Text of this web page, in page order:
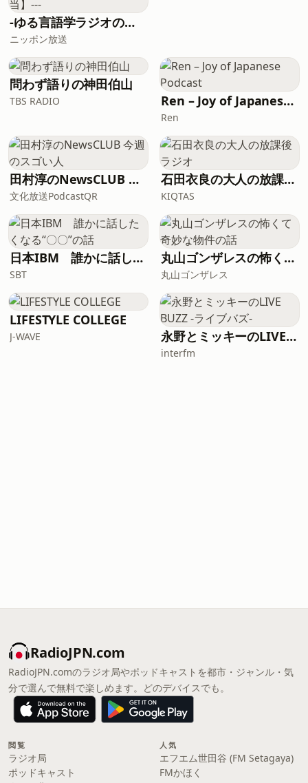
-ゆる言語学ラジオのオールナイトニッポンPODCAST【月替り・5月担当】---
ニッポン放送
問わず語りの神田伯山
TBS RADIO Ren – Joy of Japanese Podcast
Ren
田村淳のNewsCLUB 今週のスゴい人
文化放送PodcastQR
石田衣良の大人の放課後ラジオ
KIQTAS
日本IBM 誰かに話したくなる“〇〇”の話
SBT
丸山ゴンザレスの怖くて奇妙な物件の話
丸山ゴンザレス
LIFESTYLE COLLEGE
J-WAVE 永野とミッキーのLIVE BUZZ -ライブバズ-
interfm
RadioJPN.com
RadioJPN.comのラジオ局やポッドキャストを都市・ジャンル・気
分で選んで無料で楽しめます。どのデバイスでも。
閲覧
ラジオ局
ポッドキャスト
人気
エフエム世田谷 (FM Setagaya)
FMかほく